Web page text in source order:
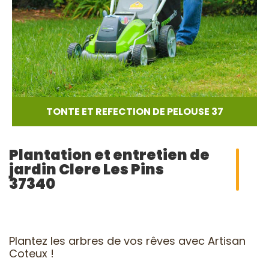
TONTE ET REFECTION DE PELOUSE 37
Plantation et entretien de
jardin Clere Les Pins
37340
Plantez les arbres de vos rêves avec Artisan
Coteux !